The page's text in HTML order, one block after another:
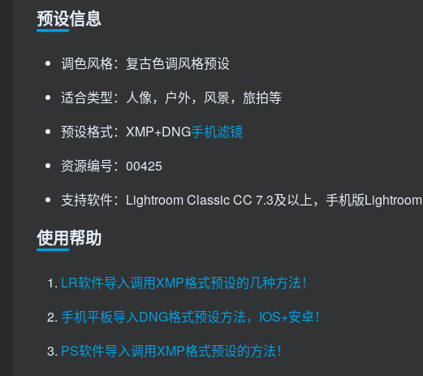
预设信息
调色风格：复古色调风格预设
适合类型：人像，户外，风景，旅拍等
预设格式：XMP+DNG手机滤镜
资源编号：00425
支持软件：Lightroom Classic CC 7.3及以上，手机版
使用帮助
LR软件导入调用XMP格式预设的几种方法！
手机平板导入DNG格式预设方法，IOS+安卓！
PS软件导入调用XMP格式预设的方法！